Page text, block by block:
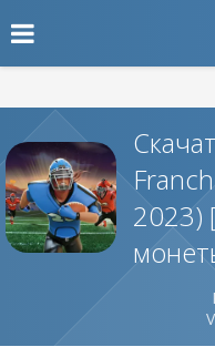
2023)